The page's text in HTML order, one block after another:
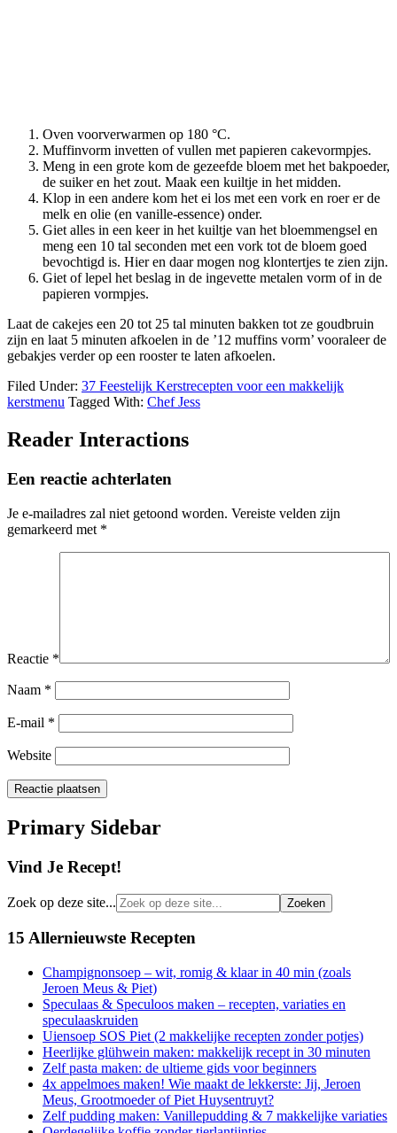
Oven voorverwarmen op 180 °C.
Muffinvorm invetten of vullen met papieren cakevormpjes.
Meng in een grote kom de gezeefde bloem met het bakpoeder,
de suiker en het zout. Maak een kuiltje in het midden.
Klop in een andere kom het ei los met een vork en roer er de
melk en olie (en vanille-essence) onder.
Giet alles in een keer in het kuiltje van het bloemmengsel en
meng een 10 tal seconden met een vork tot de bloem goed
bevochtigd is. Hier en daar mogen nog klontertjes te zien zijn.
Giet of lepel het beslag in de ingevette metalen vorm of in de
papieren vormpjes.
Laat de cakejes een 20 tot 25 tal minuten bakken tot ze goudbruin
zijn en laat 5 minuten afkoelen in de ’12 muffins vorm’ vooraleer de
gebakjes verder op een rooster te laten afkoelen.
Filed Under: 37 Feestelijk Kerstrecepten voor een makkelijk
kerstmenu Tagged With: Chef Jess
Reader Interactions
Een reactie achterlaten
Je e-mailadres zal niet getoond worden. Vereiste velden zijn
gemarkeerd met *
Reactie *
Naam *
E-mail *
Website
Primary Sidebar
Vind Je Recept!
Zoek op deze site...
15 Allernieuwste Recepten
Champignonsoep – wit, romig & klaar in 40 min (zoals
Jeroen Meus & Piet)
Speculaas & Speculoos maken – recepten, variaties en
speculaaskruiden
Uiensoep SOS Piet (2 makkelijke recepten zonder potjes)
Heerlijke glühwein maken: makkelijk recept in 30 minuten
Zelf pasta maken: de ultieme gids voor beginners
4x appelmoes maken! Wie maakt de lekkerste: Jij, Jeroen
Meus, Grootmoeder of Piet Huysentruyt?
Zelf pudding maken: Vanillepudding & 7 makkelijke variaties